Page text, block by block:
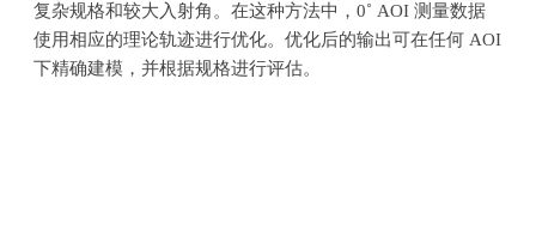
复杂规格和较大入射角。在这种方法中，0˚ AOI测量数据
使用相应的理论轨迹进行优化。优化后的输出可在任何 AOI
下精确建模，并根据规格进行评估。